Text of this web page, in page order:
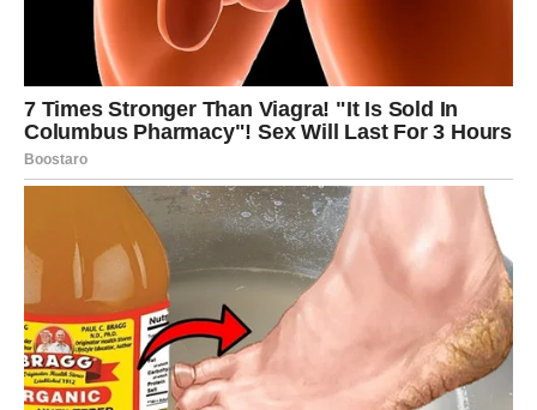
Rak je znak koji je uvek davao više nego što je dobijao,
često stavljajući druge ispred sebe. Sada dolazi vreme u
kojem se ta energija vraća, ali u najlepšem mogućem
obliku. Ulaziš u periodemocionalnog isceljenja,
sigurnosti i stabilnosti, u kojem se osećaš zaštićeno i
vođeno.
Sreća kod Raka dolazi tiho, kroz male, ali duboko
značajne trenutke koji donose osećaj da si na pravom
mestu, sa pravim ljudima. Ljubav postaje izvor mira – bilo
da je reč o jačanju postojeće veze, povratku vere u
emocije ili novom odnosu koji donosi toplinu,
razumevanje i pripadnost.